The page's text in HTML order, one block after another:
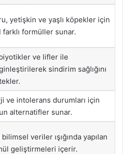
yetişkin ve yaşlı köpekler için
farklı formüller sunar.
ve lifler ile
sindirim sağlığını
ve intolerans durumları için
alternatifler sunar.
veriler ışığında yapılan
geliştirmeleri içerir.